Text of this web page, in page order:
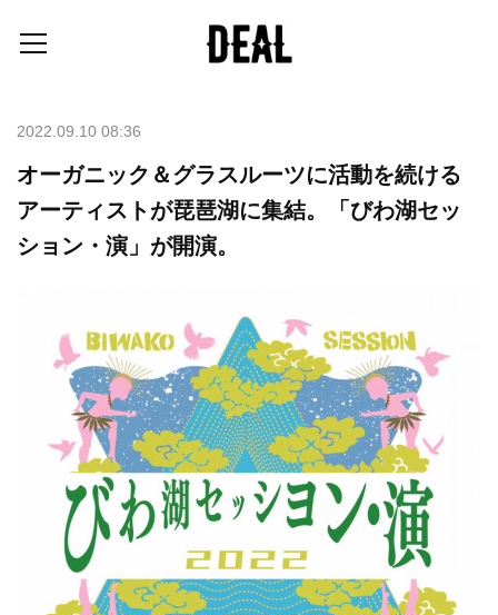
2022.09.10 08:36
オーガニック＆グラスルーツに活動を続ける
アーティストが琵琶湖に集結。「びわ湖セッ
ション・演」が開演。